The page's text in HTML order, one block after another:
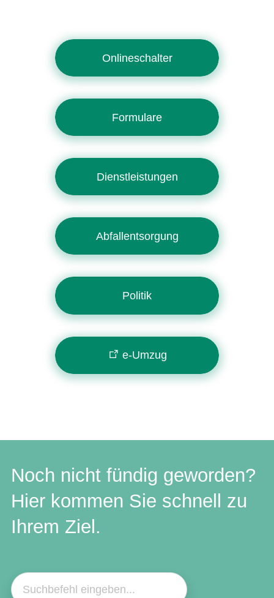
Onlineschalter
Formulare
Dienstleistungen
Abfallentsorgung
Politik
e-Umzug
Noch nicht fündig geworden?
Hier kommen Sie schnell zu
Ihrem Ziel.